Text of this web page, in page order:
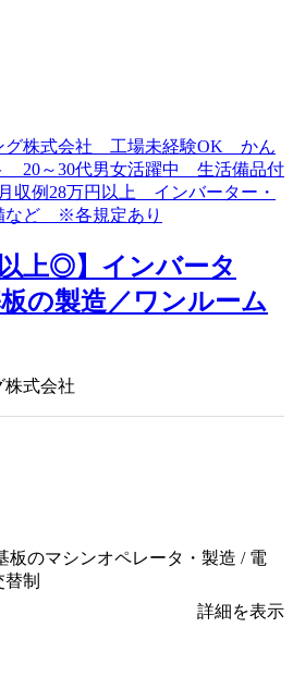
以上◎】インバータ
の製造／ワンルーム
株式会社
板のマシンオペレータ・製造 / 電
制
詳細を表示